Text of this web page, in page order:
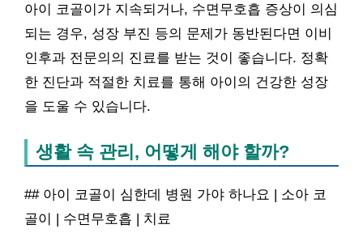
아이 코골이가 지속되거나, 수면무호흡 증상이 의심
되는 경우, 성장 부진 등의 문제가 동반된다면 이비
인후과 전문의의 진료를 받는 것이 좋습니다. 정확
한 진단과 적절한 치료를 통해 아이의 건강한 성장
을 도울 수 있습니다.
생활 속 관리, 어떻게 해야 할까?
## 아이 코골이 심한데 병원 가야 하나요 | 소아 코
골이 | 수면무호흡 | 치료